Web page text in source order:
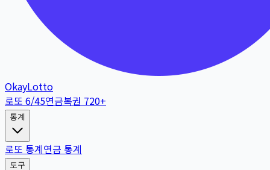
OkayLotto
로또 6/45연금복권 720+
통계
로또 통계연금 통계
도구